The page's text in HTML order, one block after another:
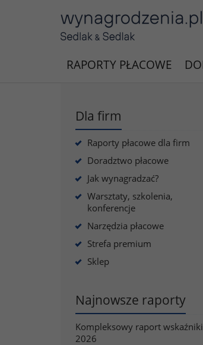
RAPORTY PŁACOWE
Dla firm
Raporty płacowe dla firm
Doradztwo płacowe
Jak wynagradzać?
Warsztaty, szkolenia,
konferencje
Narzędzia płacowe
Strefa premium
Sklep
Najnowsze raporty
Kompleksowy raport
2026